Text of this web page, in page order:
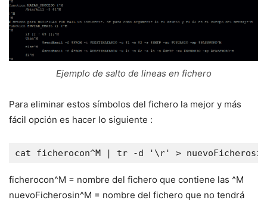
Ejemplo de salto de lineas en fichero
Para eliminar estos símbolos del fichero la mejor y más
fácil opción es hacer lo siguiente :
ficherocon^M = nombre del fichero que contiene las ^M
nuevoFicherosin^M = nombre del fichero que no tendrá